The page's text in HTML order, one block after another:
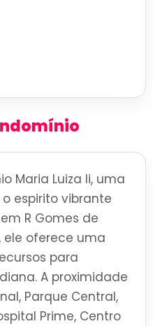
Maria Luiza Ii, uma
espirito vibrante
R Gomes de
ele oferece uma
para
A proximidade
Parque Central,
Prime, Centro